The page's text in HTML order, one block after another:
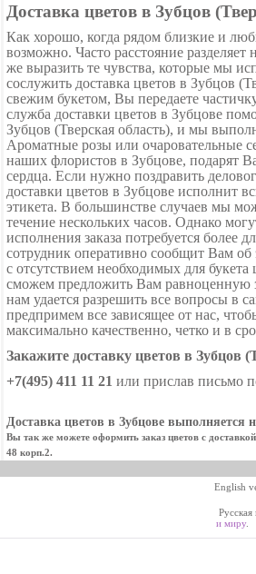
Доставка цветов в Зубцов
Как хорошо, когда рядом близкие и
возможно. Часто расстояние
же выразить те чувства, которые мы
сослужить доставка цветов в Зубцов
свежим букетом, Вы передаете
служба доставки цветов в Зубцове
Зубцов (Тверская область), и мы
Ароматные розы или очаровательные
наших флористов в Зубцове, подарят
сердца. Если нужно поздравить
доставки цветов в Зубцове исполнит
этикета. В большинстве случаев мы
течение нескольких часов. Однако
исполнения заказа потребуется более
сотрудник оперативно сообщит Вам
с отсутствием необходимых для
сможем предложить Вам равноценную
нам удается разрешить все вопросы в
предпримем все зависящее от нас,
максимально качественно, четко и в
Закажите доставку цветов в Зубцов
+7(495) 411 11 21 или прислав письмо
Доставка цветов в Зубцове выполняется
Вы так же можете оформить заказ цветов с
48 корп.2.
English
и миру.